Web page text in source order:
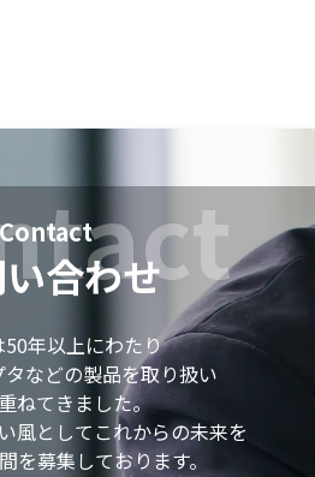
合わせ
年以上にわたり
などの製品を取り扱い
ねてきました。
風としてこれからの未来を
を募集しております。